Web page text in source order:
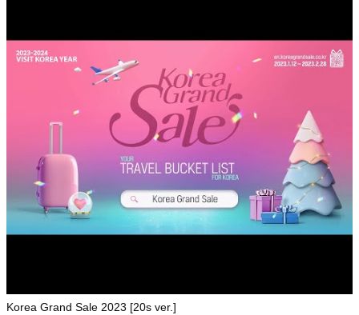
Korea Grand Sale 2023 [20s ver.]